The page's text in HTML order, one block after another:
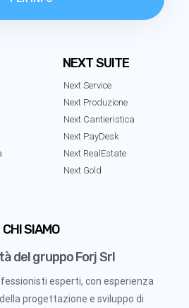
NEXT SUITE
Next Service
Next Produzione
Next Cantieristica
Next PayDesk
Next RealEstate
Next Gold
CHI SIAMO
del gruppo Forj Srl
esperti, con esperienza
progettazione e sviluppo di